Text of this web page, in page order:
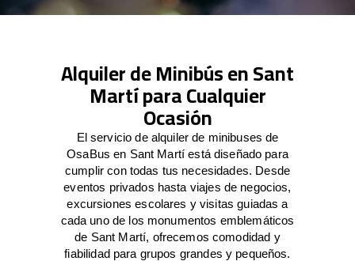
Alquiler de Minibús en Sant
Martí para Cualquier
Ocasión
El servicio de alquiler de minibuses de
OsaBus en Sant Martí está diseñado para
cumplir con todas tus necesidades. Desde
eventos privados hasta viajes de negocios,
excursiones escolares y visitas guiadas a
cada uno de los monumentos emblemáticos
de Sant Martí, ofrecemos comodidad y
fiabilidad para grupos grandes y pequeños.